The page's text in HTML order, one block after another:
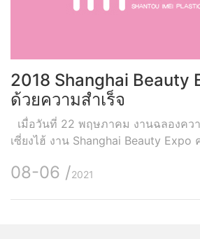
2018 Shanghai Beauty
ด้วยความสำเร็จ
เมื่อวันที่ 22 พฤษภาคม งานฉลองคว
เซี่ยงไฮ้ งาน Shanghai Beauty Expo
08-06 /2021